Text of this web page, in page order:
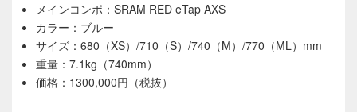
メインコンポ：SRAM RED eTap AXS
カラー：ブルー
サイズ：680（XS）/710（S）/740（M）/770（ML）mm
重量：7.1kg（740mm）
価格：1300,000円（税抜）